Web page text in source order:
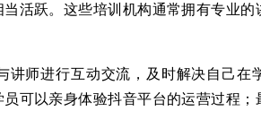
活跃。这些培训机构通常拥有专业
讲师进行互动交流，及时解决自己在
可以亲身体验抖音平台的运营过程